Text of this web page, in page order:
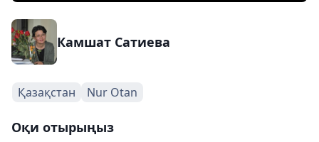
Камшат Сатиева
Қазақстан Nur Otan
Оқи отырыңыз